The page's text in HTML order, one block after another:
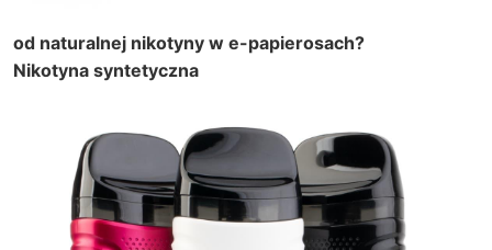
od naturalnej nikotyny w e-papierosach?
Nikotyna syntetyczna